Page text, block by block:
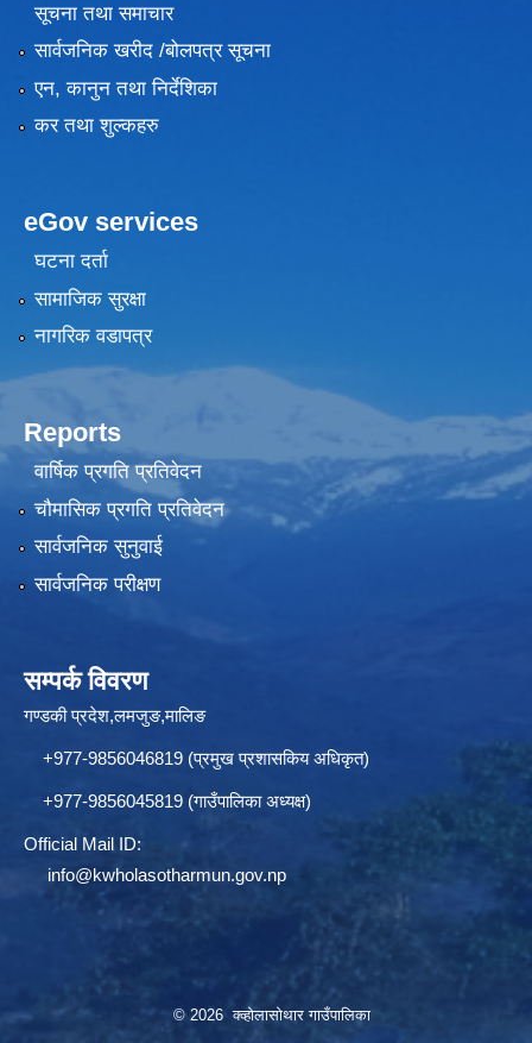
सूचना तथा समाचार
सार्वजनिक खरीद /बोलपत्र सूचना
एन, कानुन तथा निर्देशिका
कर तथा शुल्कहरु
eGov services
घटना दर्ता
सामाजिक सुरक्षा
नागरिक वडापत्र
Reports
वार्षिक प्रगति प्रतिवेदन
चौमासिक प्रगति प्रतिवेदन
सार्वजनिक सुनुवाई
सार्वजनिक परीक्षण
सम्पर्क विवरण
गण्डकी प्रदेश,लमजुङ,मालिङ
+977-9856046819 (प्रमुख प्रशासकिय अधिकृत)
+977-9856045819 (गाउँपालिका अध्यक्ष)
Official Mail ID:
info@kwholasotharmun.gov.np
© 2026 क्व्होलासोथार गाउँपालिका